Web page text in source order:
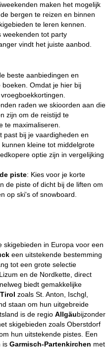
maken het mogelijk
bergen te reizen en binnen
te leren kennen.
weekenden tot party
vindt het juiste aanbod.
beste aanbiedingen en
Omdat je hier bij
vroegboekkortingen.
raden we skioorden aan die
zijn om de reistijd te
te maximaliseren.
past bij je vaardigheden en
kleine tot middelgrote
optie zijn in vergelijking
piste: Kies voor je korte
de piste of dicht bij de liften om
op ski's of snowboard.
skigebieden in Europa voor een
een uitstekende bestemming
tot een grote selectie
en de Nordkette, direct
biedt gemakkelijke
zoals St. Anton, Ischgl,
staan om hun uitgebreide
is de regio Allgäubijzonder
skigebieden zoals Oberstdorf
hun uitstekende pistes. Een
is Garmisch-Partenkirchen met